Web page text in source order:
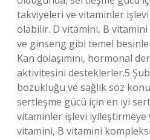
takviyeleri ve vitaminler işlevi
olabilir. D vitamini, B
ve ginseng gibi temel
Kan dolaşımını, hormonal
aktivitesini desteklerler.5
bozukluğu ve sağlık söz
sertleşme gücü için en iyi
vitaminler işlevi iyileştirmeye
vitamini, B vitamini